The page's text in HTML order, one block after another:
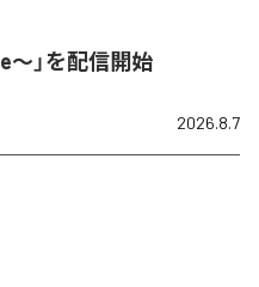
～」を配信開始
2026.8.7